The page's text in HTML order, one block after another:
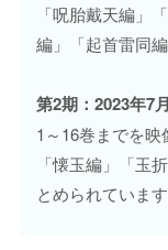
「呪胎戴天編」
編」「起首雷同
第2期：2023年7
1～16巻までを映
「懐玉編」「玉
とめられています